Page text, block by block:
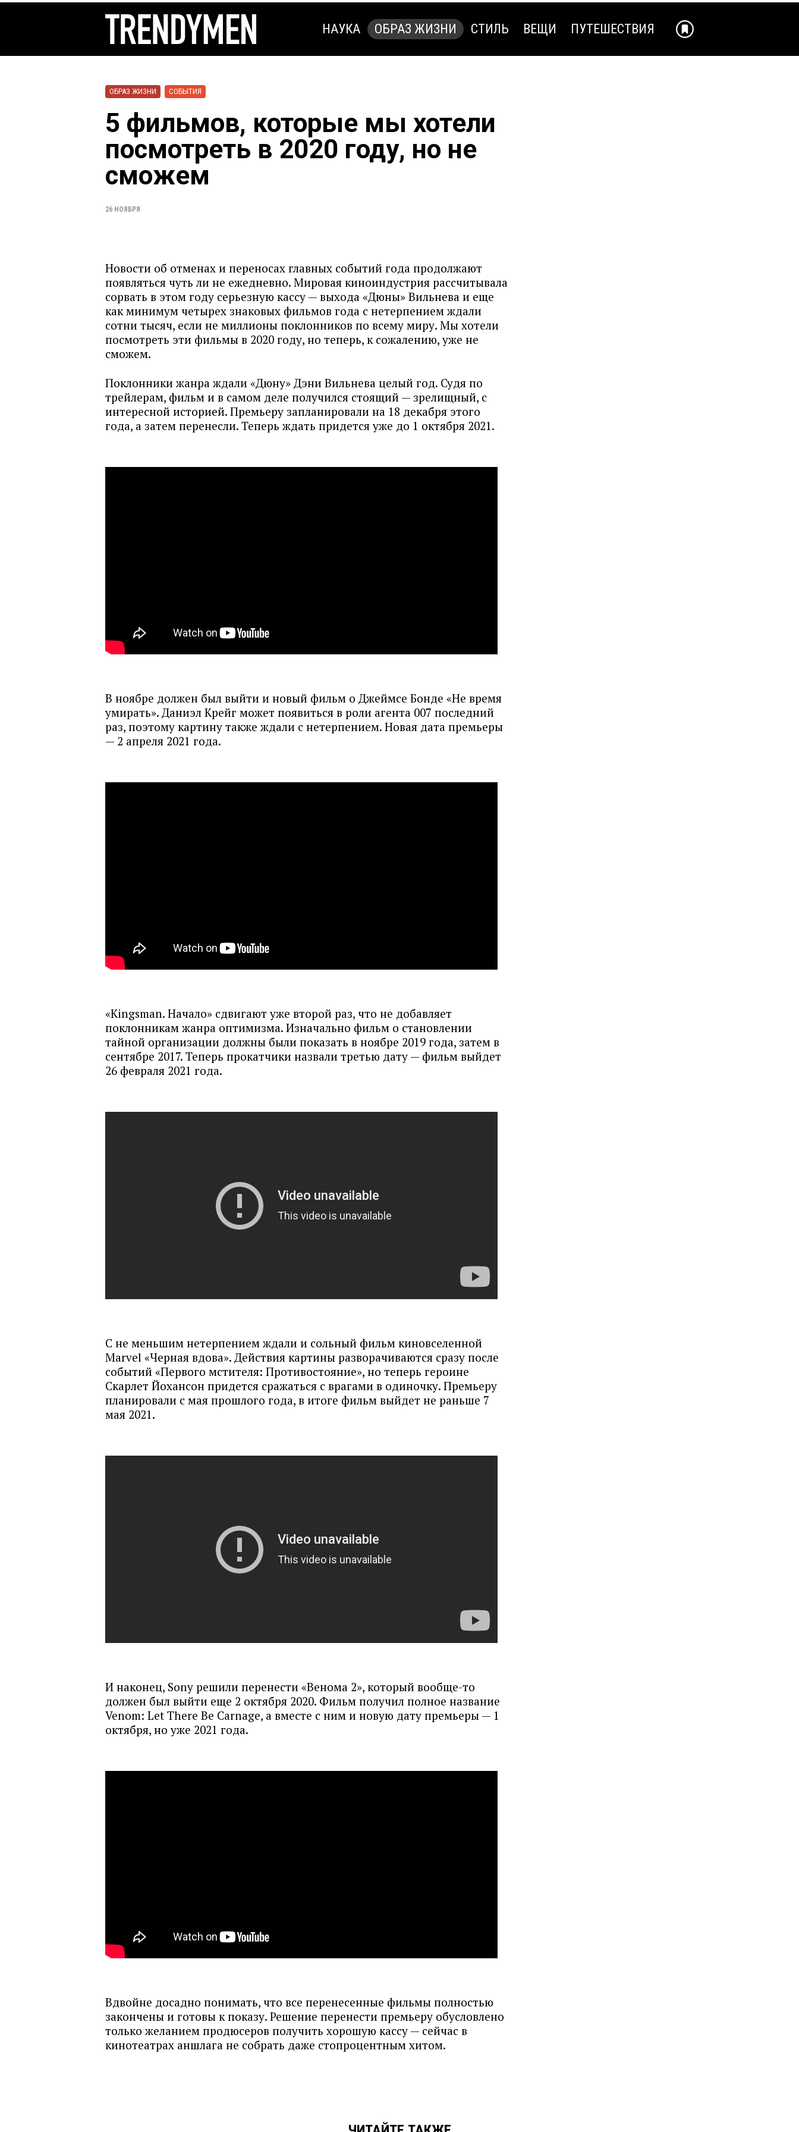
НАУКА ОБРАЗ ЖИЗНИ СТИЛЬ ВЕЩИ ПУТЕШЕСТВИЯ
ОБРАЗ ЖИЗНИ СОБЫТИЯ
5 фильмов, которые мы хотели
посмотреть в 2020 году, но не
сможем
26 НОЯБРЯ
Новости об отменах и переносах главных событий года продолжают
появляться чуть ли не ежедневно. Мировая киноиндустрия рассчитывала
сорвать в этом году серьезную кассу — выхода «Дюны» Вильнева и еще
как минимум четырех знаковых фильмов года с нетерпением ждали
сотни тысяч, если не миллионы поклонников по всему миру. Мы хотели
посмотреть эти фильмы в 2020 году, но теперь, к сожалению, уже не
сможем.
Поклонники жанра ждали «Дюну» Дэни Вильнева целый год. Судя по
трейлерам, фильм и в самом деле получился стоящий — зрелищный, с
интересной историей. Премьеру запланировали на 18 декабря этого
года, а затем перенесли. Теперь ждать придется уже до 1 октября 2021.
В ноябре должен был выйти и новый фильм о Джеймсе Бонде «Не время
умирать». Даниэл Крейг может появиться в роли агента 007 последний
раз, поэтому картину также ждали с нетерпением. Новая дата премьеры
— 2 апреля 2021 года.
«Kingsman. Начало» сдвигают уже второй раз, что не добавляет
поклонникам жанра оптимизма. Изначально фильм о становлении
тайной организации должны были показать в ноябре 2019 года, затем в
сентябре 2017. Теперь прокатчики назвали третью дату — фильм выйдет
26 февраля 2021 года.
С не меньшим нетерпением ждали и сольный фильм киновселенной
Marvel «Черная вдова». Действия картины разворачиваются сразу после
событий «Первого мстителя: Противостояние», но теперь героине
Скарлет Йохансон придется сражаться с врагами в одиночку. Премьеру
планировали с мая прошлого года, в итоге фильм выйдет не раньше 7
мая 2021.
И наконец, Sony решили перенести «Венома 2», который вообще-то
должен был выйти еще 2 октября 2020. Фильм получил полное название
Venom: Let There Be Carnage, а вместе с ним и новую дату премьеры — 1
октября, но уже 2021 года.
Вдвойне досадно понимать, что все перенесенные фильмы полностью
закончены и готовы к показу. Решение перенести премьеру обусловлено
только желанием продюсеров получить хорошую кассу — сейчас в
кинотеатрах аншлага не собрать даже стопроцентным хитом.